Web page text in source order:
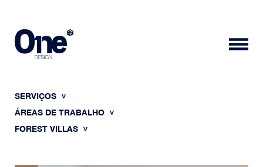
SERVIÇOS
ÁREAS DE TRABALHO
FOREST VILLAS